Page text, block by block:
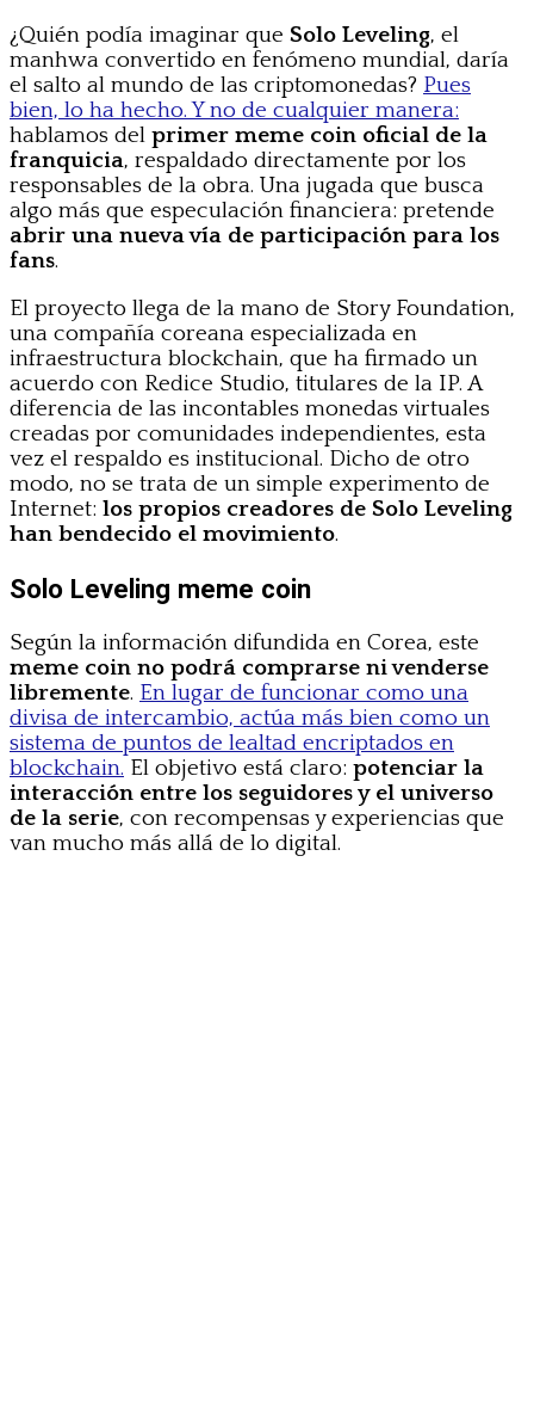
¿Quién podía imaginar que Solo Leveling, el
manhwa convertido en fenómeno mundial, daría
el salto al mundo de las criptomonedas? Pues
bien, lo ha hecho. Y no de cualquier manera:
hablamos del primer meme coin oficial de la
franquicia, respaldado directamente por los
responsables de la obra. Una jugada que busca
algo más que especulación financiera: pretende
abrir una nueva vía de participación para los
fans.
El proyecto llega de la mano de Story Foundation,
una compañía coreana especializada en
infraestructura blockchain, que ha firmado un
acuerdo con Redice Studio, titulares de la IP. A
diferencia de las incontables monedas virtuales
creadas por comunidades independientes, esta
vez el respaldo es institucional. Dicho de otro
modo, no se trata de un simple experimento de
Internet: los propios creadores de Solo Leveling
han bendecido el movimiento.
Solo Leveling meme coin
Según la información difundida en Corea, este
meme coin no podrá comprarse ni venderse
libremente. En lugar de funcionar como una
divisa de intercambio, actúa más bien como un
sistema de puntos de lealtad encriptados en
blockchain. El objetivo está claro: potenciar la
interacción entre los seguidores y el universo
de la serie, con recompensas y experiencias que
van mucho más allá de lo digital.